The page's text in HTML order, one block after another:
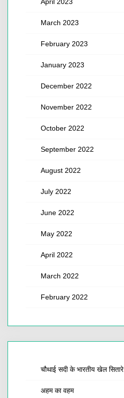
March 2023
February 2023
January 2023
December 2022
November 2022
October 2022
September 2022
August 2022
July 2022
June 2022
May 2022
April 2022
March 2022
February 2022
चौथाई सदी के भारतीय खेल सितारे
अहम का वहम